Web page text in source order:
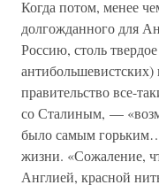
Когда потом, менее
долгожданного для
Россию, столь
антибольшевистских)
правительство все-
со Сталиным, —
было самым
жизни. «Сожаление,
Англией, красной